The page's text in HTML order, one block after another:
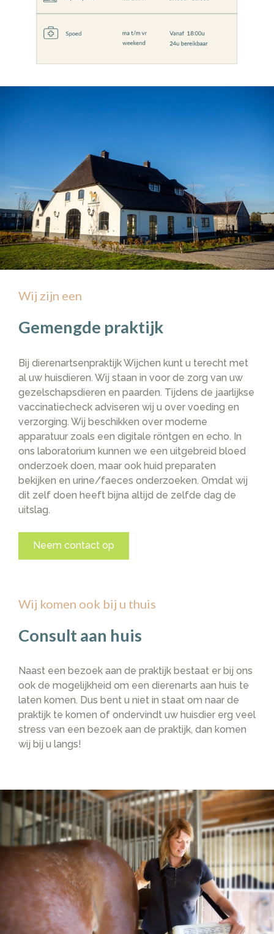
Wij zijn een
Gemengde praktijk
Bij dierenartsenpraktijk Wijchen kunt u terecht met
al uw huisdieren. Wij staan in voor de zorg van uw
gezelschapsdieren en paarden. Tijdens de jaarlijkse
vaccinatiecheck adviseren wij u over voeding en
verzorging. Wij beschikken over moderne
apparatuur zoals een digitale röntgen en echo. In
ons laboratorium kunnen we een uitgebreid bloed
onderzoek doen, maar ook huid preparaten
bekijken en urine/faeces onderzoeken. Omdat wij
dit zelf doen heeft bijna altijd de zelfde dag de
uitslag.
Neem contact op
Wij komen ook bij u thuis
Consult aan huis
Naast een bezoek aan de praktijk bestaat er bij ons
ook de mogelijkheid om een dierenarts aan huis te
laten komen. Dus bent u niet in staat om naar de
praktijk te komen of ondervindt uw huisdier erg veel
stress van een bezoek aan de praktijk, dan komen
wij bij u langs!